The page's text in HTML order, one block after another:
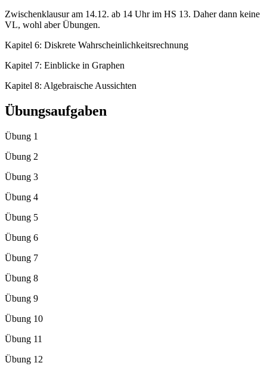
Zwischenklausur am 14.12. ab 14 Uhr im HS 13. Daher dann keine
VL, wohl aber Übungen.
Kapitel 6: Diskrete Wahrscheinlichkeitsrechnung
Kapitel 7: Einblicke in Graphen
Kapitel 8: Algebraische Aussichten
Übungsaufgaben
Übung 1
Übung 2
Übung 3
Übung 4
Übung 5
Übung 6
Übung 7
Übung 8
Übung 9
Übung 10
Übung 11
Übung 12